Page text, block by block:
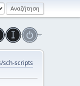
sch-scripts